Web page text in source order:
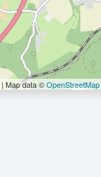
| Map data ©OpenStreetMap